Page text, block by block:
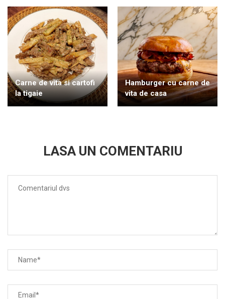
Carne de vita si cartofi
la tigaie
Hamburger cu carne de
vita de casa
LASA UN COMENTARIU